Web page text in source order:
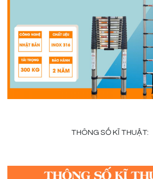
THÔNG SỐ KĨ THUẬT: